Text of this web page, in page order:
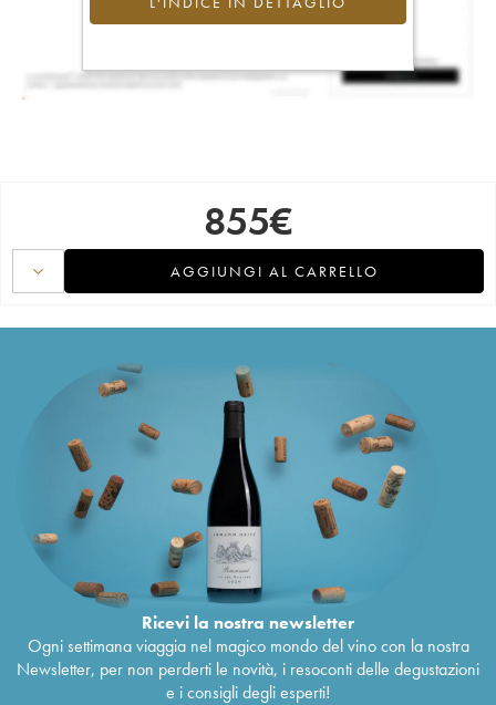
855€
AGGIUNGI AL CARRELLO
Ricevi la nostra newsletter
Ogni settimana viaggia nel magico mondo del vino con la nostra
Newsletter, per non perderti le novità, i resoconti delle degustazioni
e i consigli degli esperti!